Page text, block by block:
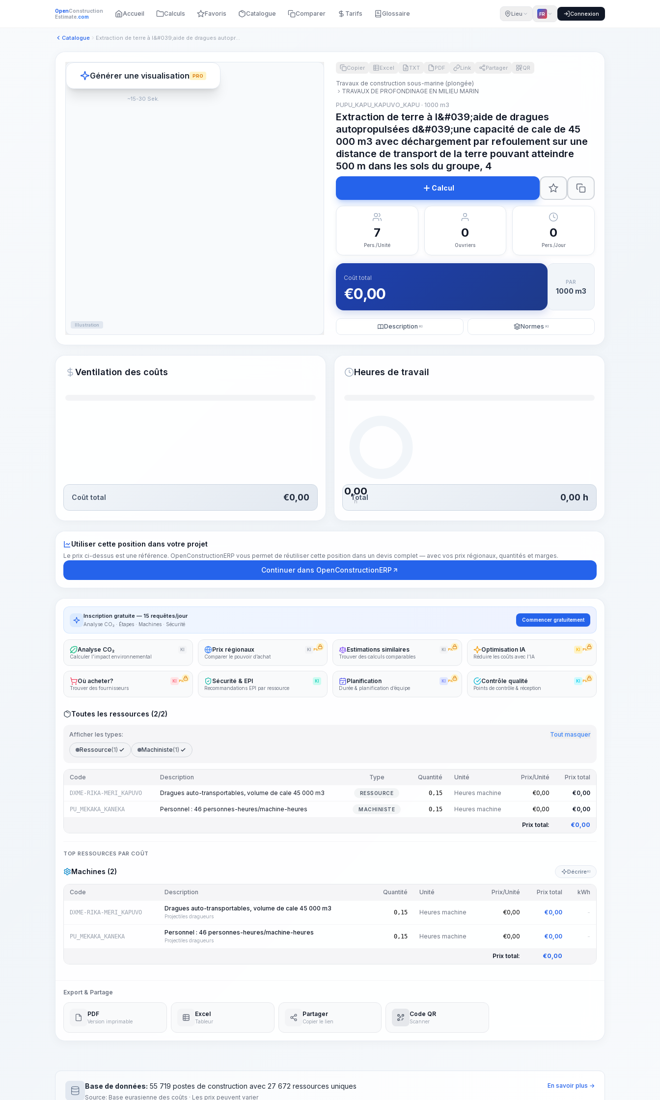
OpenConstruction
Estimate.com Accueil Calculs Favoris Catalogue Comparer Tarifs Glossaire Lieu FR Connexion
Catalogue Extraction de terre à l&#039;aide de dragues autopropulsées ...
Illustration
Générer une visualisation PRO
~15-30 Sek.
Copier Excel TXT PDF Link Partager QR
Travaux de construction sous-marine (plongée)
TRAVAUX DE PROFONDINAGE EN MILIEU MARIN
PUPU_KAPU_KAPUVO_KAPU · 1000 m3
Extraction de terre à l&#039;aide de dragues
autopropulsées d&#039;une capacité de cale de 45
000 m3 avec déchargement par refoulement sur une
distance de transport de la terre pouvant atteindre
500 m dans les sols du groupe, 4
Calcul
7
Pers./Unité
0
Ouvriers
0
Pers./Jour
Coût total
€0,00
PAR
1000 m3
Description KI Normes KI
Ventilation des coûts
Coût total €0,00
Heures de travail
0,00
h
Total 0,00 h
Utiliser cette position dans votre projet
Le prix ci-dessus est une référence. OpenConstructionERP vous permet de réutiliser cette position dans un devis complet — avec vos prix régionaux, quantités et marges.
Continuer dans OpenConstructionERP
Inscription gratuite — 15 requêtes/jour
Analyse CO₂ · Étapes · Machines · Sécurité
Commencer gratuitement
Analyse CO₂ KI
Calculer l’impact environnemental
Prix régionaux KI PRO
Comparer le pouvoir d’achat
Estimations similaires KI PRO
Trouver des calculs comparables
Optimisation IA KI PRO
Réduire les coûts avec l’IA
Où acheter? KI PRO
Trouver des fournisseurs
Sécurité & EPI KI
Recommandations EPI par ressource
Planification KI PRO
Durée & planification d’équipe
Contrôle qualité KI PRO
Points de contrôle & réception
Toutes les ressources (2/2)
Afficher les types: Tout masquer
Ressource(1) Machiniste(1)
Code Description Type Quantité Unité Prix/Unité Prix total
DXME-RIKA-MERI_KAPUVO Dragues auto-transportables, volume de cale 45 000 m3 RESSOURCE 0,15 Heures machine €0,00 €0,00
PU_MEKAKA_KANEKA Personnel : 46 personnes-heures/machine-heures MACHINISTE 0,15 Heures machine €0,00 €0,00
Prix total: €0,00
TOP RESSOURCES PAR COÛT
Machines (2) DécrireKI
Code Description Quantité Unité Prix/Unité Prix total kWh
DXME-RIKA-MERI_KAPUVO
Dragues auto-transportables, volume de cale 45 000 m3
Projectiles dragueurs
0,15 Heures machine €0,00 €0,00 -
PU_MEKAKA_KANEKA
Personnel : 46 personnes-heures/machine-heures
Projectiles dragueurs
0,15 Heures machine €0,00 €0,00 -
Prix total: €0,00
Export & Partage
PDF
Version imprimable
Excel
Tableur
Partager
Copier le lien
Code QR
Scanner
Base de données: 55 719 postes de construction avec 27 672 ressources uniques
Source: Base eurasienne des coûts · Les prix peuvent varier
En savoir plus →